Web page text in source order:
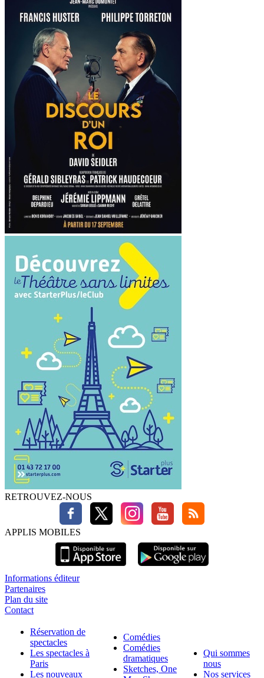
RETROUVEZ-NOUS
APPLIS MOBILES
Informations éditeur
Partenaires
Plan du site
Contact
Réservation de
spectacles
Les spectacles à
Paris
Les nouveaux
Comédies
Comédies
dramatiques
Sketches, One
Qui sommes
nous
Nos services